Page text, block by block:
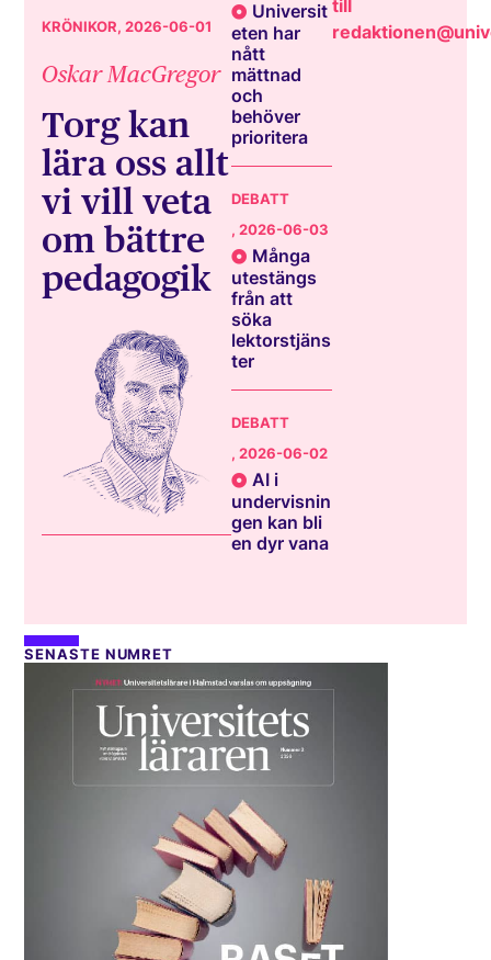
KRÖNIKOR, 2026-06-01
Oskar MacGregor
Torg kan
lära oss allt
vi vill veta
om bättre
pedagogik
Universit
eten har
nått
mättnad
och
behöver
prioritera
DEBATT
, 2026-06-03
Många
utestängs
från att
söka
lektorstjäns
ter
DEBATT
, 2026-06-02
AI i
undervisnin
gen kan bli
en dyr vana
till
SENASTE NUMRET